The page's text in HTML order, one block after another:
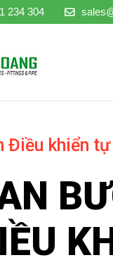
234 304